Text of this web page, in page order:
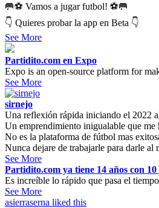
🥅⚽ Vamos a jugar futbol! ⚽🥅
👇 Quieres probar la app en Beta 👇
See More
Partidito.com en Expo
Expo is an open-source platform for
See More
sirnejo
Una reflexión rápida iniciando el 2022
Un emprendimiento inigualable que me
No es la plataforma de fútbol mas
Nunca dejare de trabajarle para darle
See More
Partidito.com ya tiene 14 años con
Es increíble lo rápido que pasa el
See More
asierraserna liked this